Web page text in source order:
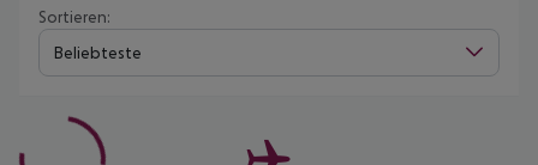
Sortieren:
Beliebteste